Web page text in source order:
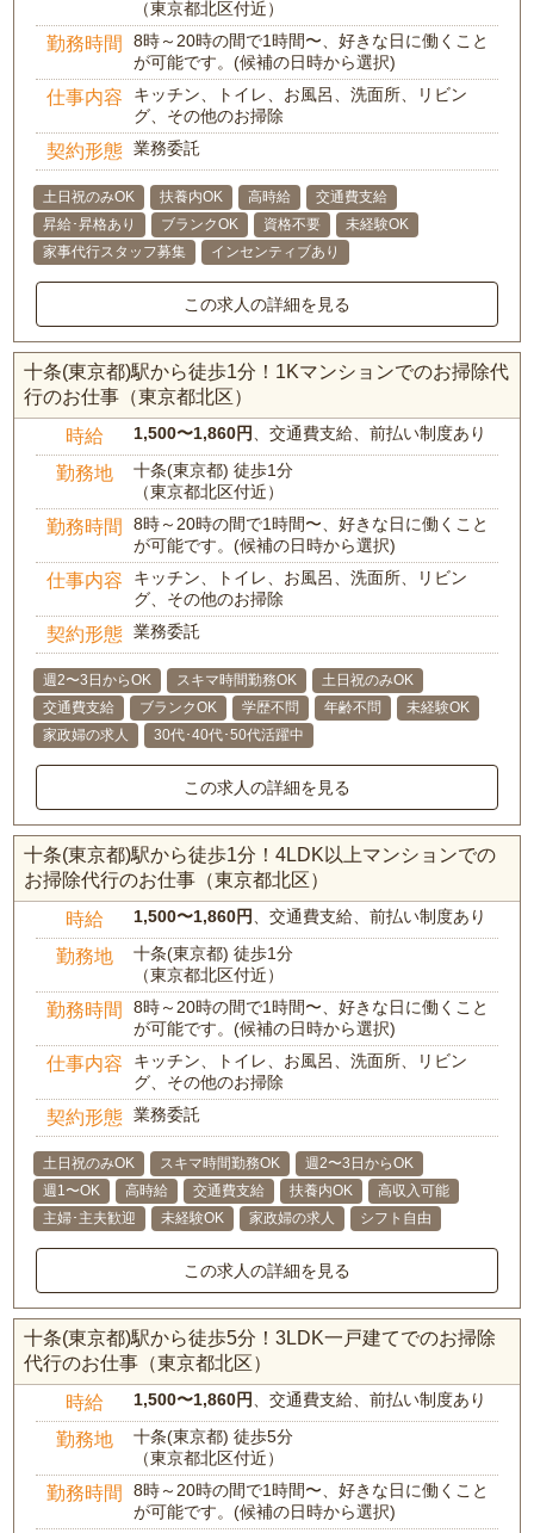
（東京都北区付近）
勤務時間
8時～20時の間で1時間〜、好きな日に働くこと
が可能です。(候補の日時から選択)
仕事内容
キッチン、トイレ、お風呂、洗面所、リビン
グ、その他のお掃除
契約形態 業務委託
土日祝のみOK 扶養内OK 高時給
交通費支給
昇給･昇格あり
ブランクOK 資格不要
未経験OK
家事代行スタッフ募集
インセンティブあり
この求人の詳細を見る
十条(東京都)駅から徒歩1分！1Kマンションでのお掃除代
行のお仕事（東京都北区）
時給 1,500〜1,860円、交通費支給、前払い制度あり
勤務地
十条(東京都) 徒歩1分
（東京都北区付近）
勤務時間
8時～20時の間で1時間〜、好きな日に働くこと
が可能です。(候補の日時から選択)
仕事内容
キッチン、トイレ、お風呂、洗面所、リビン
グ、その他のお掃除
契約形態 業務委託
週2〜3日からOK スキマ時間勤務OK
土日祝のみOK
交通費支給
ブランクOK 学歴不問 年齢不問
未経験OK
家政婦の求人
30代･40代･50代活躍中
この求人の詳細を見る
十条(東京都)駅から徒歩1分！4LDK以上マンションでの
お掃除代行のお仕事（東京都北区）
時給 1,500〜1,860円、交通費支給、前払い制度あり
勤務地
十条(東京都) 徒歩1分
（東京都北区付近）
勤務時間
8時～20時の間で1時間〜、好きな日に働くこと
が可能です。(候補の日時から選択)
仕事内容
キッチン、トイレ、お風呂、洗面所、リビン
グ、その他のお掃除
契約形態 業務委託
土日祝のみOK スキマ時間勤務OK
週2〜3日からOK
週1〜OK
高時給 交通費支給 扶養内OK
高収入可能
主婦･主夫歓迎
未経験OK 家政婦の求人 シフト自由
この求人の詳細を見る
十条(東京都)駅から徒歩5分！3LDK一戸建てでのお掃除
代行のお仕事（東京都北区）
時給 1,500〜1,860円、交通費支給、前払い制度あり
勤務地
十条(東京都) 徒歩5分
（東京都北区付近）
勤務時間
8時～20時の間で1時間〜、好きな日に働くこと
が可能です。(候補の日時から選択)